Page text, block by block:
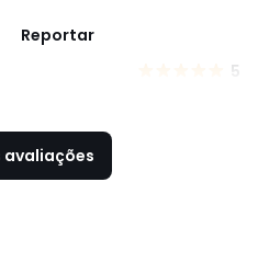
Reportar
5
avaliações